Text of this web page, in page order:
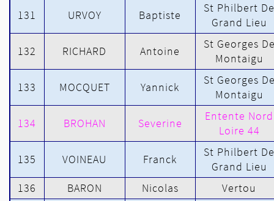
131 URVOY Baptiste
St Philbert De
Grand Lieu
132 RICHARD Antoine
St Georges
Montaigu
133 MOCQUET Yannick
St Georges
Montaigu
134 BROHAN Severine
Entente Nord
Loire 44
135 VOINEAU Franck
St Philbert De
Grand Lieu
136
BARON Nicolas Vertou